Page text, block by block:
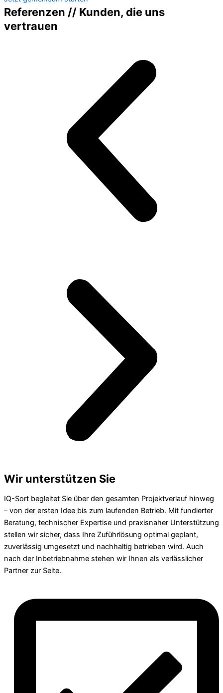
Referenzen // Kunden, die uns
vertrauen
Wir unterstützen Sie
IQ-Sort begleitet Sie über den gesamten Projektverlauf hinweg
– von der ersten Idee bis zum laufenden Betrieb. Mit fundierter
Beratung, technischer Expertise und praxisnaher Unterstützung
stellen wir sicher, dass Ihre Zuführlösung optimal geplant,
zuverlässig umgesetzt und nachhaltig betrieben wird. Auch
nach der Inbetriebnahme stehen wir Ihnen als verlässlicher
Partner zur Seite.